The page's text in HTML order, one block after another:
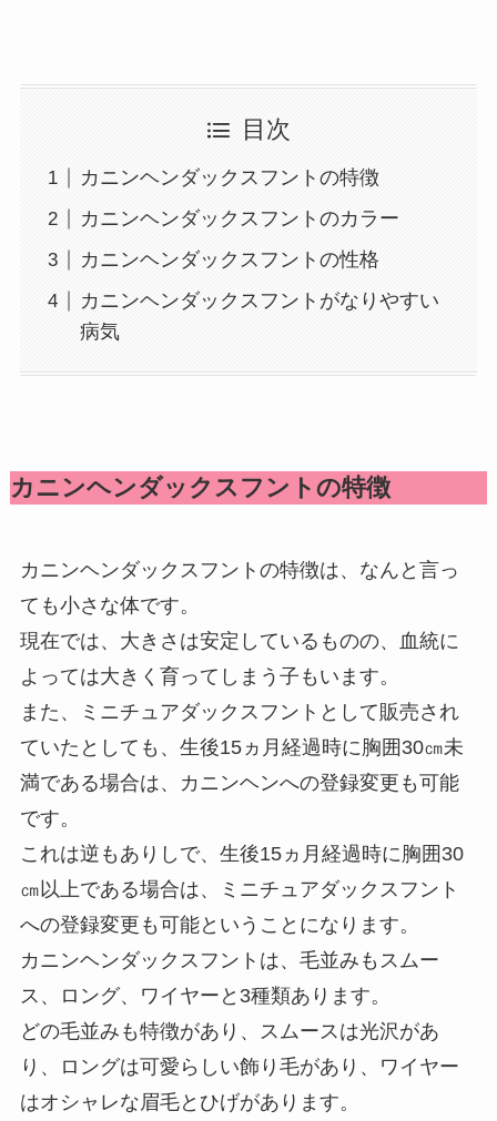
目次
カニンヘンダックスフントの特徴
カニンヘンダックスフントのカラー
カニンヘンダックスフントの性格
カニンヘンダックスフントがなりやすい
病気
カニンヘンダックスフントの特徴
カニンヘンダックスフントの特徴は、なんと言っ
ても小さな体です。
現在では、大きさは安定しているものの、血統に
よっては大きく育ってしまう子もいます。
また、ミニチュアダックスフントとして販売され
ていたとしても、生後15ヵ月経過時に胸囲30㎝未
満である場合は、カニンヘンへの登録変更も可能
です。
これは逆もありしで、生後15ヵ月経過時に胸囲30
㎝以上である場合は、ミニチュアダックスフント
への登録変更も可能ということになります。
カニンヘンダックスフントは、毛並みもスムー
ス、ロング、ワイヤーと3種類あります。
どの毛並みも特徴があり、スムースは光沢があ
り、ロングは可愛らしい飾り毛があり、ワイヤー
はオシャレな眉毛とひげがあります。